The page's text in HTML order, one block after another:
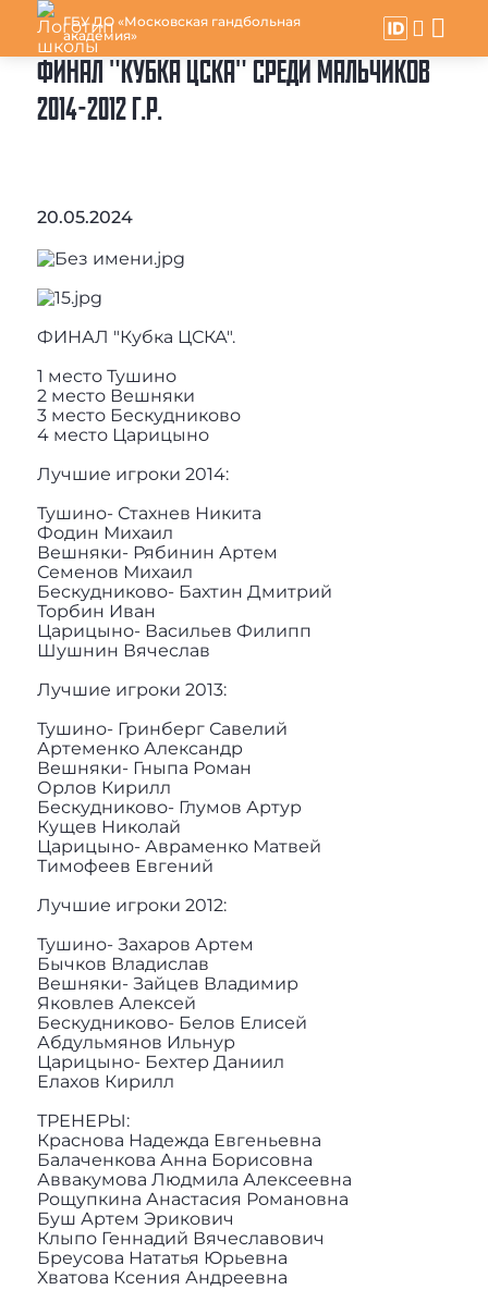
ГБУ ДО «Московская гандбольная
академия»
ФИНАЛ "КУБКА ЦСКА" СРЕДИ МАЛЬЧИКОВ
2014-2012 Г.Р.
20.05.2024
ФИНАЛ "Кубка ЦСКА".
1 место Тушино
2 место Вешняки
3 место Бескудниково
4 место Царицыно
Лучшие игроки 2014:
Тушино- Стахнев Никита
Фодин Михаил
Вешняки- Рябинин Артем
Семенов Михаил
Бескудниково- Бахтин Дмитрий
Торбин Иван
Царицыно- Васильев Филипп
Шушнин Вячеслав
Лучшие игроки 2013:
Тушино- Гринберг Савелий
Артеменко Александр
Вешняки- Гныпа Роман
Орлов Кирилл
Бескудниково- Глумов Артур
Кущев Николай
Царицыно- Авраменко Матвей
Тимофеев Евгений
Лучшие игроки 2012:
Тушино- Захаров Артем
Бычков Владислав
Вешняки- Зайцев Владимир
Яковлев Алексей
Бескудниково- Белов Елисей
Абдульмянов Ильнур
Царицыно- Бехтер Даниил
Елахов Кирилл
ТРЕНЕРЫ:
Краснова Надежда Евгеньевна
Балаченкова Анна Борисовна
Аввакумова Людмила Алексеевна
Рощупкина Анастасия Романовна
Буш Артем Эрикович
Клыпо Геннадий Вячеславович
Бреусова Нататья Юрьевна
Хватова Ксения Андреевна